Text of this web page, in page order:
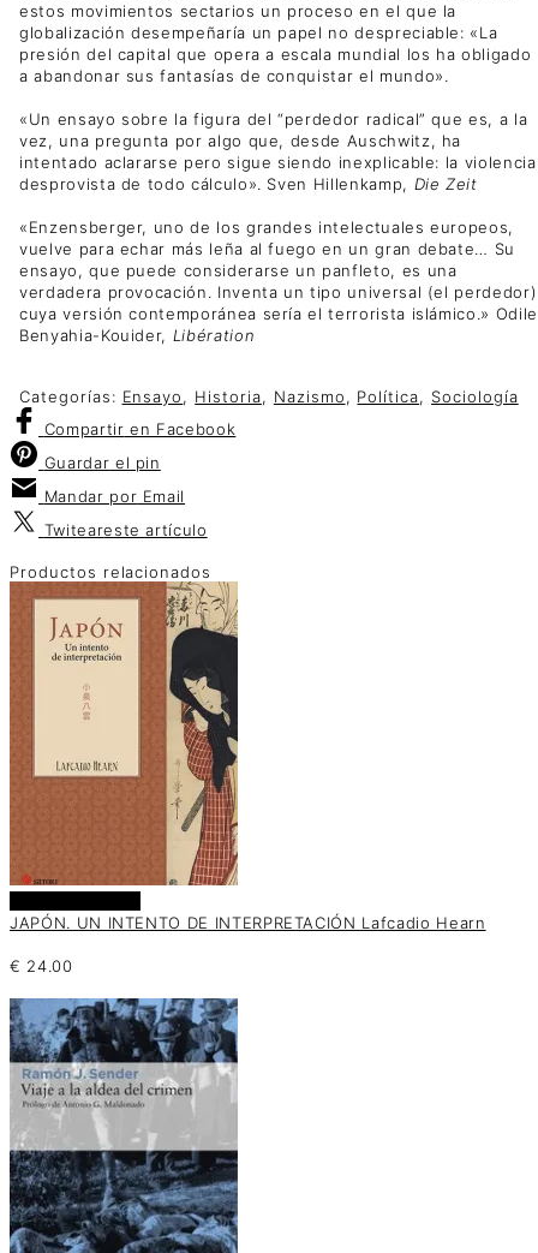
estos movimientos sectarios un proceso en el que la
globalización desempeñaría un papel no despreciable: «La
presión del capital que opera a escala mundial los ha obligado
a abandonar sus fantasías de conquistar el mundo».
«Un ensayo sobre la figura del “perdedor radical” que es, a la
vez, una pregunta por algo que, desde Auschwitz, ha
intentado aclararse pero sigue siendo inexplicable: la violencia
desprovista de todo cálculo». Sven Hillenkamp, Die Zeit
«Enzensberger, uno de los grandes intelectuales europeos,
vuelve para echar más leña al fuego en un gran debate… Su
ensayo, que puede considerarse un panfleto, es una
verdadera provocación. Inventa un tipo universal (el perdedor)
cuya versión contemporánea sería el terrorista islámico.» Odile
Benyahia-Kouider, Libération
Categorías: Ensayo, Historia, Nazismo, Política, Sociología
Compartir en Facebook
Guardar el pin
Mandar por Email
Twiteareste artículo
Productos relacionados
JAPÓN. UN INTENTO DE INTERPRETACIÓN Lafcadio Hearn
€ 24.00